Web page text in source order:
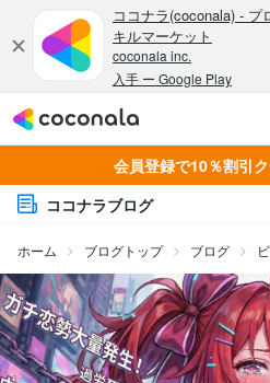
会員登録で10％割引
ココナラブログ
ホーム ブログトップ ブログ